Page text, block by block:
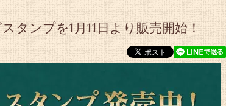
ンプを1月11日より販売開始！